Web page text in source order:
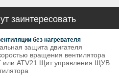
заинтересовать
без нагревателя
защита двигателя
вращения вентилятора
или ATV21 Щит управления ЩУВ